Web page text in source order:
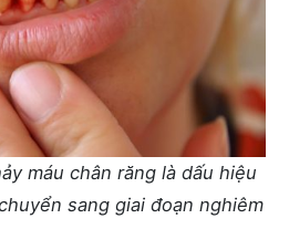
máu chân răng là dấu hiệu
sang giai đoạn nghiêm